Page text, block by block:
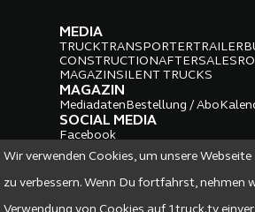
Wir verwenden Cookies, um unsere
zu verbessern. Wenn Du fortfahrst, nehmen
MEDIA
TRUCKTRANSPORTERTRAILER
CONSTRUCTIONAFTERSALES
MAGAZINSILENT TRUCKS
MAGAZIN
MediadatenBestellung / Abo
SOCIAL MEDIA
Facebook
Instagram LinkedIn